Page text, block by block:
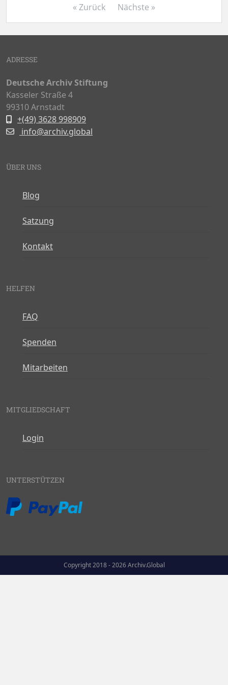
« Zurück Nächste »
ADRESSE
Deutsche Archiv Stiftung
Kasseler Straße 4
99310 Arnstadt
+(49) 3628 998909
info@archiv.global
ÜBER UNS
Blog
Satzung
Kontakt
HELFEN
FAQ
Spenden
Mitarbeiten
MITGLIEDSCHAFT
Login
UNTERSTÜTZEN
Copyright 2018 - 2026 Archiv.Global